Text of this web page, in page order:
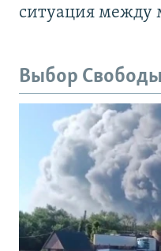
ситуация между
Выбор Свободы